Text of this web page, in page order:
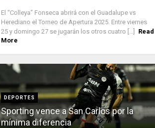
El “Colleya” Fonseca abrirá con el Guadalupe vs
Herediano el Torneo de Apertura 2025. Entre viernes
25 y domingo 27 se jugarán los otros cuatro [...]
Read
More
DEPORTES
Sporting vence a San Carlos por la
mínima diferencia